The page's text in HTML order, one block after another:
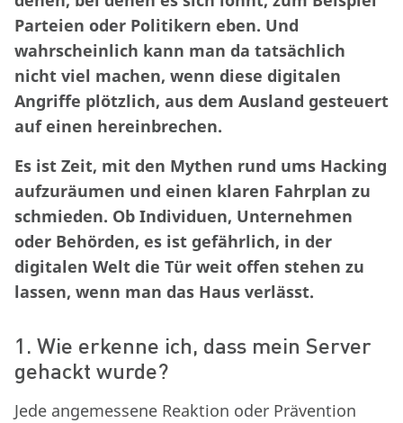
Parteien oder Politikern eben. Und
wahrscheinlich kann man da tatsächlich
nicht viel machen, wenn diese digitalen
Angriffe plötzlich, aus dem Ausland gesteuert
auf einen hereinbrechen.
Es ist Zeit, mit den Mythen rund ums Hacking
aufzuräumen und einen klaren Fahrplan zu
schmieden. Ob Individuen, Unternehmen
oder Behörden, es ist gefährlich, in der
digitalen Welt die Tür weit offen stehen zu
lassen, wenn man das Haus verlässt.
1. Wie erkenne ich, dass mein Server
gehackt wurde?
Jede angemessene Reaktion oder Prävention